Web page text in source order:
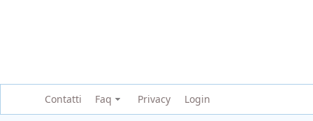
Contatti Faq Privacy Login